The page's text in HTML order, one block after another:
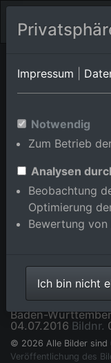
Orts-
Im Shop
Käthe-Kollwitz-
Baden-
04.07.2016 Bildnr.
© 2026 Alle Bilder sind
Veröffentlichung des
Impressum
Notwendig
Zum Betrieb
Analysen
Beobachtung
Optimierung
Bewertung
Ich bin nicht